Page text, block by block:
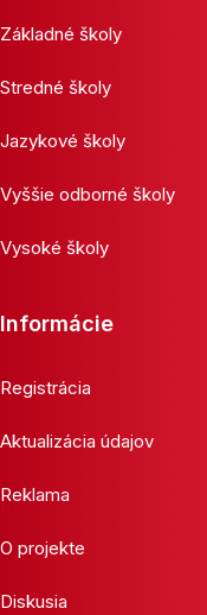
Základné školy
Stredné školy
Jazykové školy
Vyššie odborné školy
Vysoké školy
Informácie
Registrácia
Aktualizácia údajov
Reklama
O projekte
Diskusia